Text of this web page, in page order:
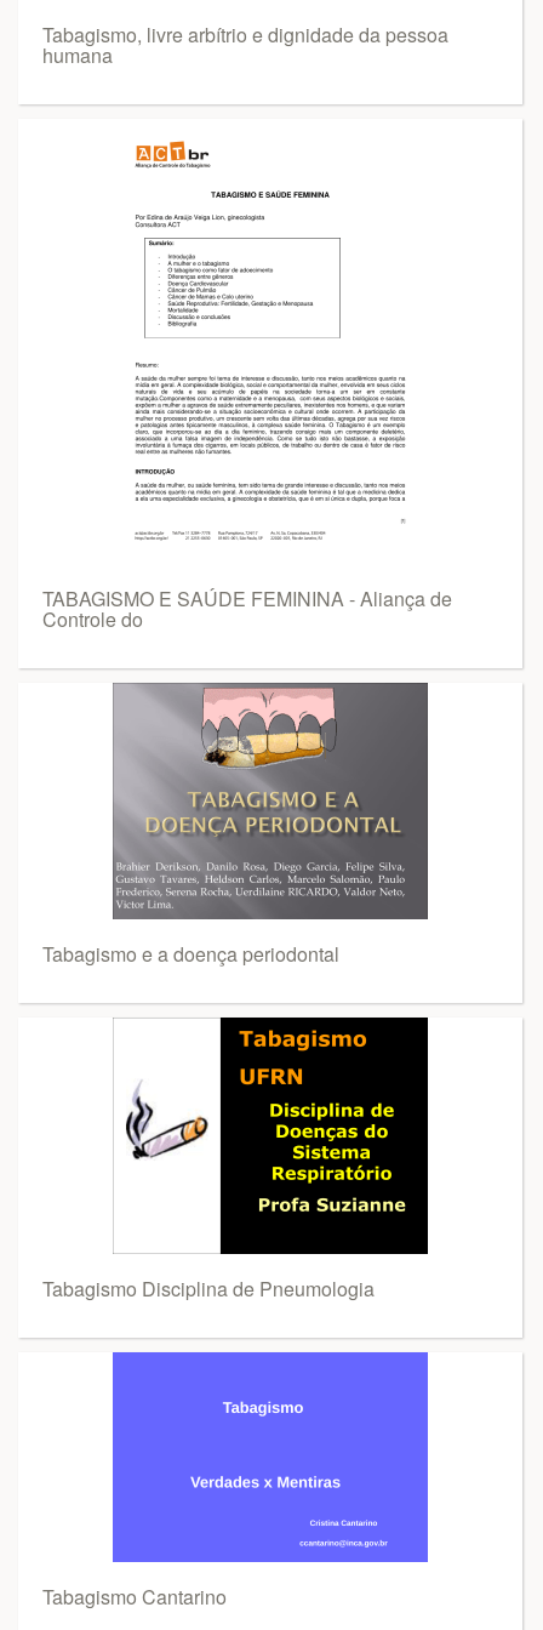
Tabagismo, livre arbítrio e dignidade da pessoa
humana
TABAGISMO E SAÚDE FEMININA - Aliança de
Controle do
Tabagismo e a doença periodontal
Tabagismo Disciplina de Pneumologia
Tabagismo Cantarino